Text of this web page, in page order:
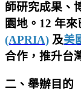
師研究成果、
園地。12 年
(APRIA) 及美
合作，推升台
二、舉辦目的